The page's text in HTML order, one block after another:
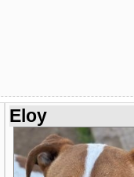
Eloy